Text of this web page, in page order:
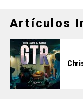
Artículos